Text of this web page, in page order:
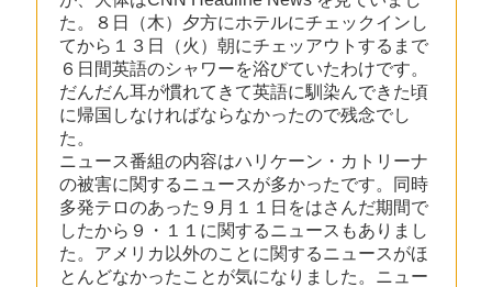
た。８日（木）夕方にホテルにチェックインし
てから１３日（火）朝にチェッアウトするまで
６日間英語のシャワーを浴びていたわけです。
だんだん耳が慣れてきて英語に馴染んできた頃
に帰国しなければならなかったので残念でし
た。
ニュース番組の内容はハリケーン・カトリーナ
の被害に関するニュースが多かったです。同時
多発テロのあった９月１１日をはさんだ期間で
したから９・１１に関するニュースもありまし
た。アメリカ以外のことに関するニュースがほ
とんどなかったことが気になりました。ニュー